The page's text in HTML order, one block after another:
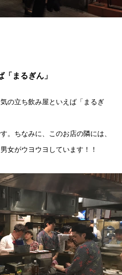
まるぎん」
の立ち飲み屋といえば「まるぎ
。ちなみに、このお店の隣には、
女がウヨウヨしています！！